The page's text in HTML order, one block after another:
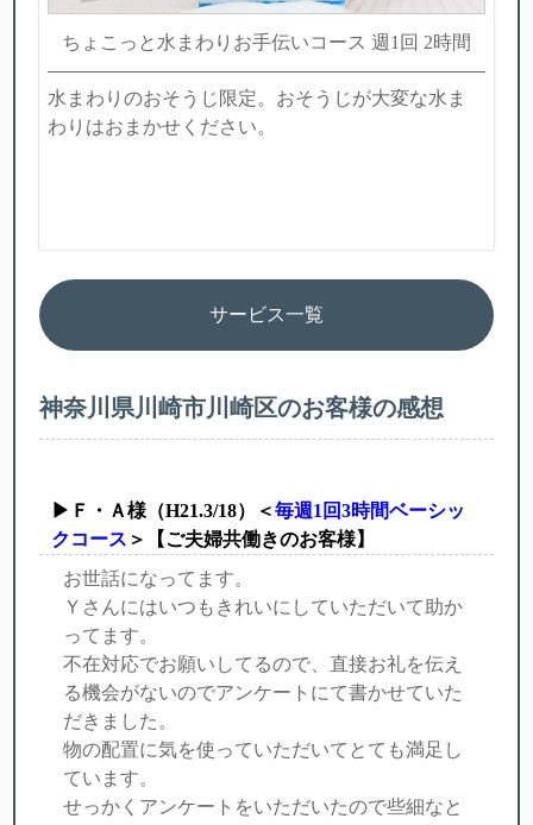
ちょこっと水まわりお手伝いコース 週1回 2時間
水まわりのおそうじ限定。おそうじが大変な水ま
わりはおまかせください。
サービス一覧
神奈川県川崎市川崎区のお客様の感想
▶Ｆ・Ａ様（H21.3/18）＜毎週1回3時間ベーシッ
クコース ＞【ご夫婦共働きのお客様】
お世話になってます。
Ｙさんにはいつもきれいにしていただいて助か
ってます。
不在対応でお願いしてるので、直接お礼を伝え
る機会がないのでアンケートにて書かせていた
だきました。
物の配置に気を使っていただいてとても満足し
ています。
せっかくアンケートをいただいたので些細なと